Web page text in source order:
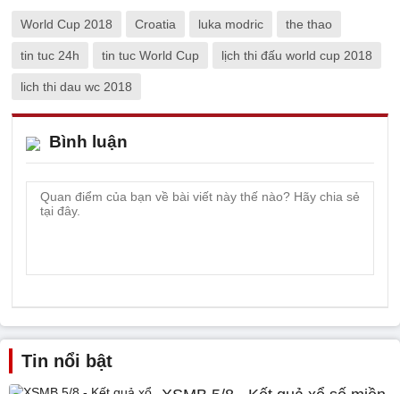
World Cup 2018 Croatia luka modric the thao
tin tuc 24h tin tuc World Cup lịch thi đấu world cup 2018
lich thi dau wc 2018
Bình luận
Tin nổi bật